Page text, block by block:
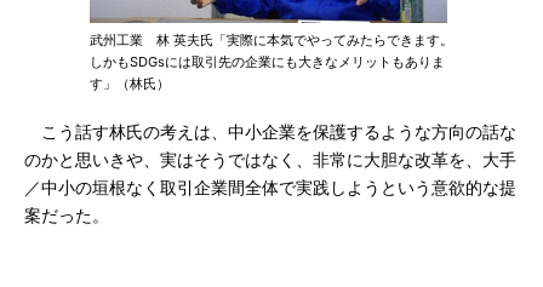
武州工業 林 英夫氏「実際に本気でやってみたらできます。
しかもSDGsには取引先の企業にも大きなメリットもありま
す」（林氏）
こう話す林氏の考えは、中小企業を保護するような方向の話な
のかと思いきや、実はそうではなく、非常に大胆な改革を、大手
／中小の垣根なく取引企業間全体で実践しようという意欲的な提
案だった。